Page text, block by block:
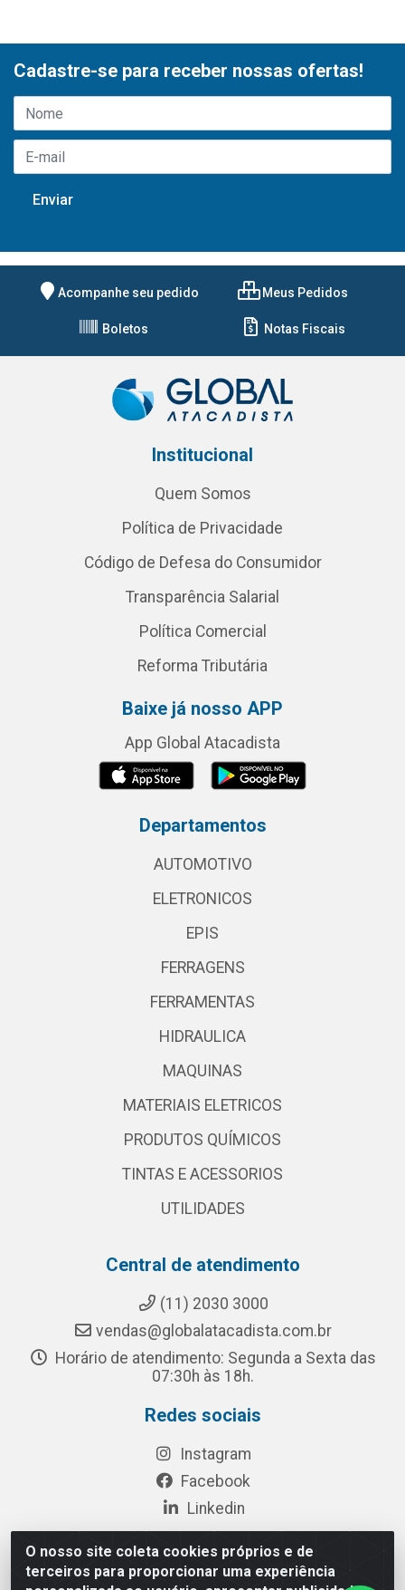
O nosso site coleta cookies próprios e de
terceiros para proporcionar uma experiência
Cadastre-se para receber nossas ofertas!
Acompanhe seu pedido Meus Pedidos
Boletos Notas Fiscais
Institucional
Quem Somos
Política de Privacidade
Código de Defesa do Consumidor
Transparência Salarial
Política Comercial
Reforma Tributária
Baixe já nosso APP
App Global Atacadista
Departamentos
AUTOMOTIVO
ELETRONICOS
EPIS
FERRAGENS
FERRAMENTAS
HIDRAULICA
MAQUINAS
MATERIAIS ELETRICOS
PRODUTOS QUÍMICOS
TINTAS E ACESSORIOS
UTILIDADES
Central de atendimento
(11) 2030 3000
vendas@globalatacadista.com.br
Horário de atendimento: Segunda a Sexta das
07:30h às 18h.
Redes sociais
Instagram
Facebook
Linkedin
Rua Chipuê, 117 - S. Miguel Paulista São Paulo/SP - CEP